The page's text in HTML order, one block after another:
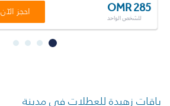
OMR 285
للشخص الواحد
احجز الآن
باقات زهيدة للعطلات في مدينة